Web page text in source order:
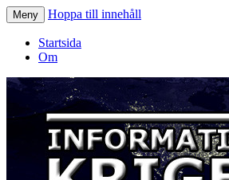
Informationskriget.se
Meny Hoppa till innehåll
Startsida
Om